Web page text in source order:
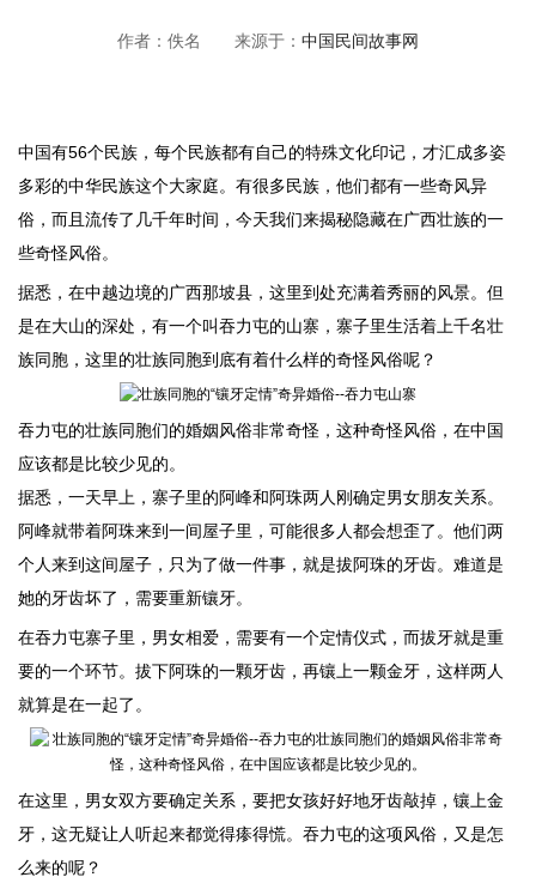
作者：佚名 来源于： 中国民间故事网
中国有56个民族，每个民族都有自己的特殊文化印记，才汇成多姿
多彩的中华民族这个大家庭。有很多民族，他们都有一些奇风异
俗，而且流传了几千年时间，今天我们来揭秘隐藏在广西壮族的一
些奇怪风俗。
据悉，在中越边境的广西那坡县，这里到处充满着秀丽的风景。但
是在大山的深处，有一个叫吞力屯的山寨，寨子里生活着上千名壮
族同胞，这里的壮族同胞到底有着什么样的奇怪风俗呢？
吞力屯的壮族同胞们的婚姻风俗非常奇怪，这种奇怪风俗，在中国
应该都是比较少见的。
据悉，一天早上，寨子里的阿峰和阿珠两人刚确定男女朋友关系。
阿峰就带着阿珠来到一间屋子里，可能很多人都会想歪了。他们两
个人来到这间屋子，只为了做一件事，就是拔阿珠的牙齿。难道是
她的牙齿坏了，需要重新镶牙。
在吞力屯寨子里，男女相爱，需要有一个定情仪式，而拔牙就是重
要的一个环节。拔下阿珠的一颗牙齿，再镶上一颗金牙，这样两人
就算是在一起了。
在这里，男女双方要确定关系，要把女孩好好地牙齿敲掉，镶上金
牙，这无疑让人听起来都觉得瘆得慌。吞力屯的这项风俗，又是怎
么来的呢？